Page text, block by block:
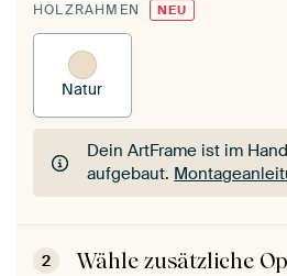
HOLZRAHMEN NEU
Natur
Dein ArtFrame ist im
aufgebaut.
Dein ArtFrame ist im
aufgebaut.
2 Wähle zusätzliche